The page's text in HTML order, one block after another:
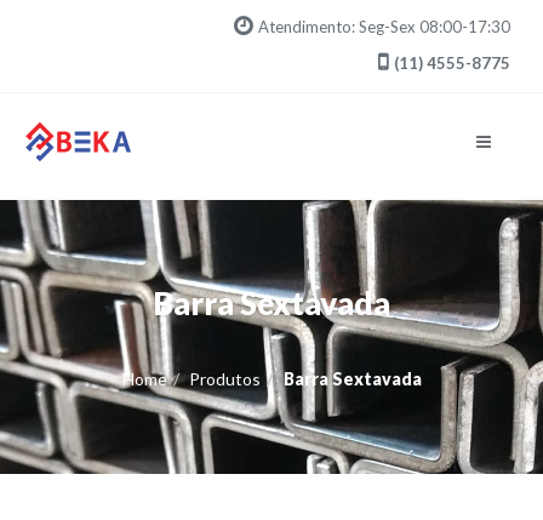
Atendimento: Seg-Sex 08:00-17:30
(11) 4555-8775
Barra Sextavada
Home Produtos Barra Sextavada